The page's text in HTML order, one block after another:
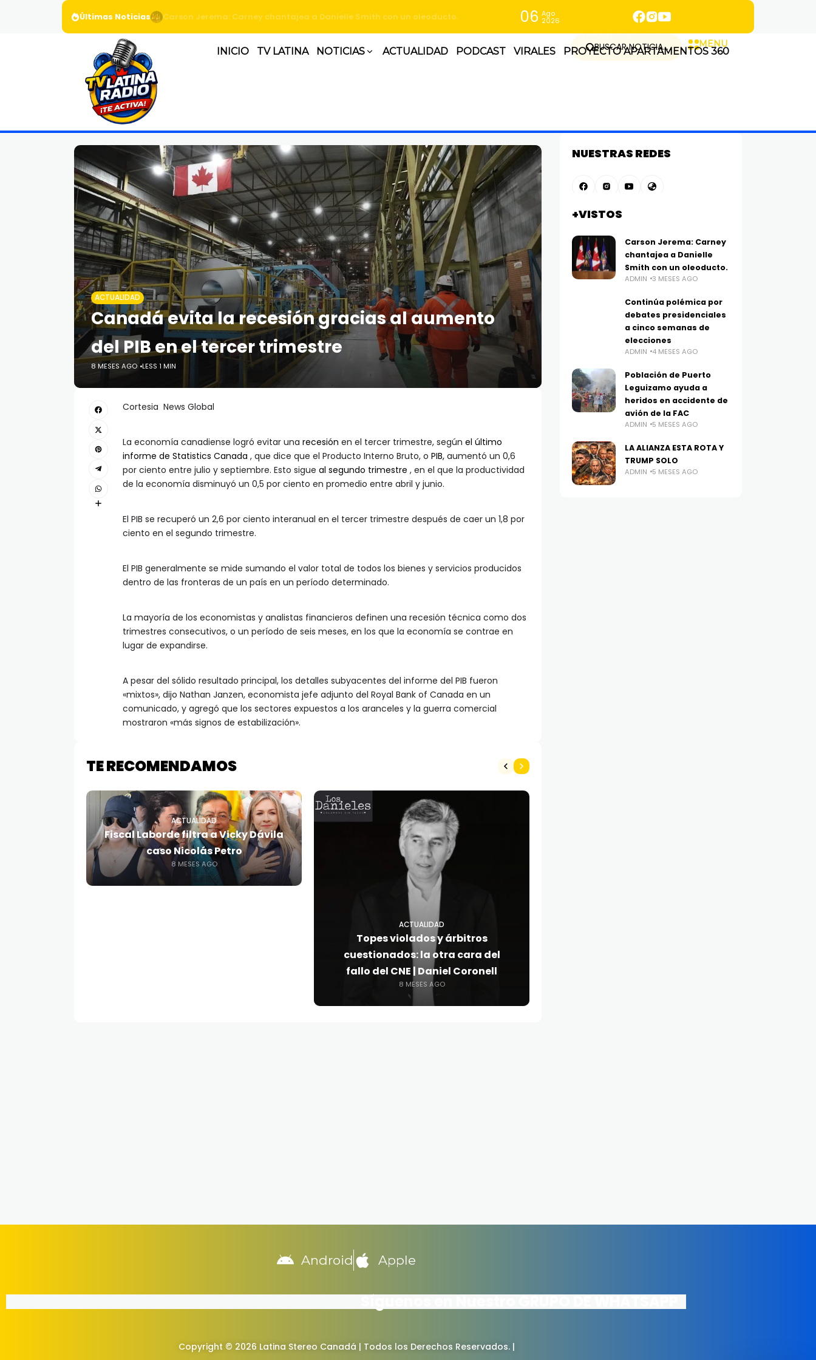
Últimas Noticias Continúa polémica por debates presidenciales a cinco semanas de elecciones 06 Ago
2026
INICIO TV LATINA NOTICIAS ACTUALIDAD PODCAST VIRALES PROYECTO APARTAMENTOS 360
BUSCAR NOTICIA... MENU
ACTUALIDAD
Canadá evita la recesión gracias al aumento
del PIB en el tercer trimestre
8 MESES AGO LESS 1 MIN
Cortesia News Global
La economía canadiense logró evitar una recesión en el tercer trimestre, según el último
informe de Statistics Canada , que dice que el Producto Interno Bruto, o PIB, aumentó un 0,6
por ciento entre julio y septiembre. Esto sigue al segundo trimestre , en el que la productividad
de la economía disminuyó un 0,5 por ciento en promedio entre abril y junio.
El PIB se recuperó un 2,6 por ciento interanual en el tercer trimestre después de caer un 1,8 por
ciento en el segundo trimestre.
El PIB generalmente se mide sumando el valor total de todos los bienes y servicios producidos
dentro de las fronteras de un país en un período determinado.
La mayoría de los economistas y analistas financieros definen una recesión técnica como dos
trimestres consecutivos, o un período de seis meses, en los que la economía se contrae en
lugar de expandirse.
A pesar del sólido resultado principal, los detalles subyacentes del informe del PIB fueron
«mixtos», dijo Nathan Janzen, economista jefe adjunto del Royal Bank of Canada en un
comunicado, y agregó que los sectores expuestos a los aranceles y la guerra comercial
mostraron «más signos de estabilización».
TE RECOMENDAMOS
ACTUALIDAD
Fiscal Laborde filtra a Vicky Dávila
caso Nicolás Petro
8 MESES AGO
ACTUALIDAD
Topes violados y árbitros
cuestionados: la otra cara del
fallo del CNE | Daniel Coronell
8 MESES AGO
NUESTRAS REDES
+VISTOS
Carson Jerema: Carney
chantajea a Danielle
Smith con un oleoducto.
ADMIN 3 MESES AGO
Continúa polémica por
debates presidenciales
a cinco semanas de
elecciones
ADMIN 4 MESES AGO
Población de Puerto
Leguizamo ayuda a
heridos en accidente de
avión de la FAC
ADMIN 5 MESES AGO
LA ALIANZA ESTA ROTA Y
TRUMP SOLO
ADMIN 5 MESES AGO
Android Apple
Síguenos en Nuestro GRUPO DE WHATSAPP
Copyright © 2026 Latina Stereo Canadá | Todos los Derechos Reservados. |